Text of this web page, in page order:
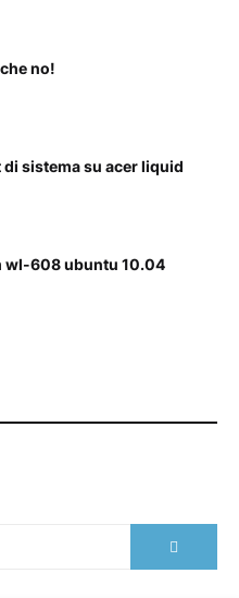
no!
sistema su acer liquid
wl-608 ubuntu 10.04